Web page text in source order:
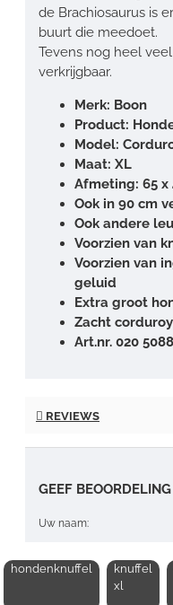
de Brachiosaurus is
buurt die meedoet.
Tevens nog heel
verkrijgbaar.
Merk: Boon
Product:
Model:
Maat: XL
Afmeting: 65 x
Ook in 90 cm
Ook andere
Voorzien van
Voorzien van
geluid
Extra groot
Zacht
Art.nr. 020 5088
REVIEWS
GEEF BEOORDELING
Uw naam:
hondenknuffel
knuffel
xl